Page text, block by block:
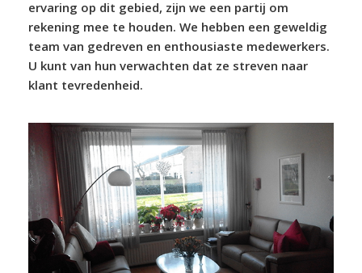
ervaring op dit gebied, zijn we een partij om
rekening mee te houden. We hebben een geweldig
team van gedreven en enthousiaste medewerkers.
U kunt van hun verwachten dat ze streven naar
klant tevredenheid.